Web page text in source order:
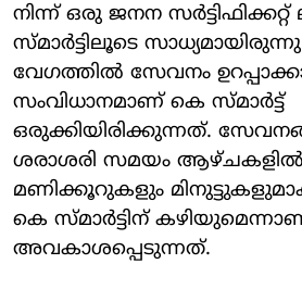
നിന്ന് ഒരു ജനന
സ്മാര്‍ട്ടിലൂടെ
വേഗത്തില്‍ സേവനം
സംവിധാനമാണ് കെ സ്മാര്‍ട്ട്
ഒരുക്കിയിരിക്കുന്നത്.
ശരാശരി സമയം ആഴ്ചകളില്‍
മണിക്കൂറുകളും
കെ സ്മാര്‍ട്ടിന്
അവകാശപ്പെടുന്നത്.